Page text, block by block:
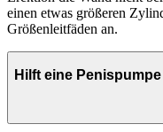
einen etwas größeren
Größenleitfäden an.
Hilft eine